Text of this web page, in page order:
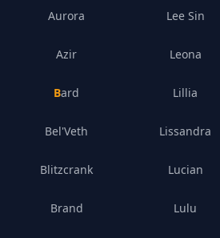
Aurora
Azir
Bard
Bel'Veth
Blitzcrank
Brand
Lee Sin
Leona
Lillia
Lissandra
Lucian
Lulu